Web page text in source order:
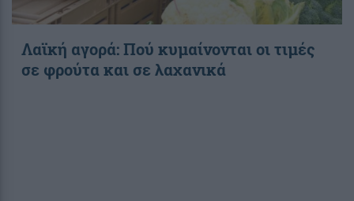
Λαϊκή αγορά: Πού κυμαίνονται οι τιμές
σε φρούτα και σε λαχανικά